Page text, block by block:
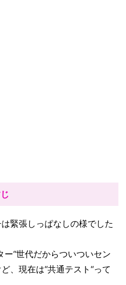
緊張しっぱなしの様でした
ー“世代だからついついセン
、現在は“共通テスト“って